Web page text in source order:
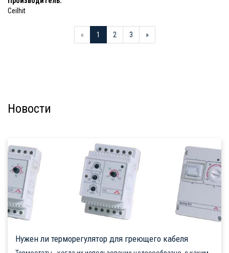
Ceilhit
« 1 2 3 »
Новости
Нужен ли терморегулятор для греющего кабеля